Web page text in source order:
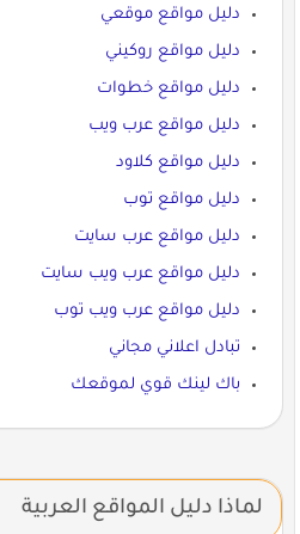
دليل مواقع موقعي
دليل مواقع روكيني
دليل مواقع خطوات
دليل مواقع عرب ويب
دليل مواقع كلاود
دليل مواقع توب
دليل مواقع عرب سايت
دليل مواقع عرب ويب سايت
دليل مواقع عرب ويب توب
تبادل اعلاني مجاني
باك لينك قوي لموقعك
لماذا دليل المواقع العربية